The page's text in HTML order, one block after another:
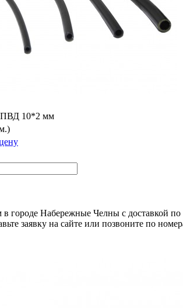
ПВД 10*2 мм
городе Набережные Челны с доставкой
заявку на сайте или позвоните по